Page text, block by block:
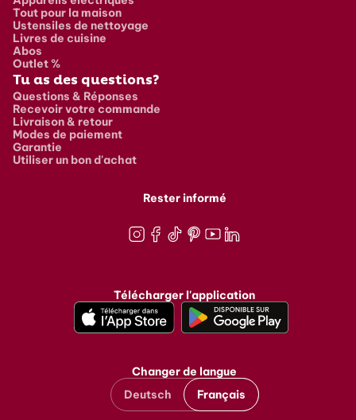
Tout pour la maison
Ustensiles de nettoyage
Livres de cuisine
Abos
Outlet %
Tu as des questions?
Questions & Réponses
Recevoir votre commande
Livraison & retour
Modes de paiement
Garantie
Utiliser un bon d'achat
Rester informé
Télécharger l'application
Changer de langue
Deutsch
Français